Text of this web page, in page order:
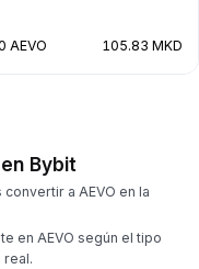
AEVO 105.83 MKD
Bybit
a AEVO en la
en AEVO según el tipo
real.